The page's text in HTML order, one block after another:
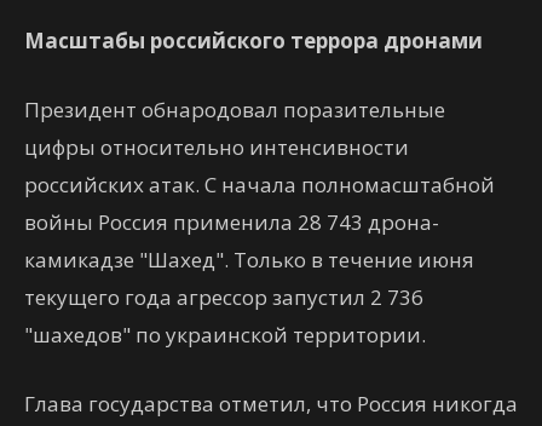
Масштабы российского террора дронами
Президент обнародовал поразительные
цифры относительно интенсивности
российских атак. С начала полномасштабной
войны Россия применила 28 743 дрона-
камикадзе "Шахед". Только в течение июня
текущего года агрессор запустил 2 736
"шахедов" по украинской территории.
Глава государства отметил, что Россия никогда